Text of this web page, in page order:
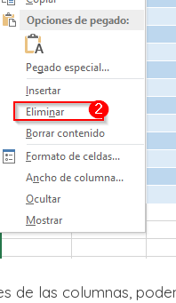
de las columnas,